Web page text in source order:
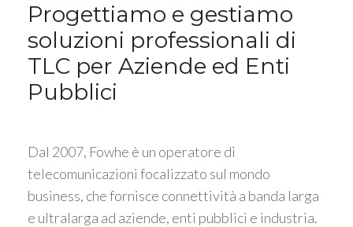
Progettiamo e gestiamo
soluzioni professionali di
TLC per Aziende ed Enti
Pubblici
Dal 2007, Fowhe è un operatore di
telecomunicazioni focalizzato sul mondo
business, che fornisce connettività a banda larga
e ultralarga ad aziende, enti pubblici e industria.